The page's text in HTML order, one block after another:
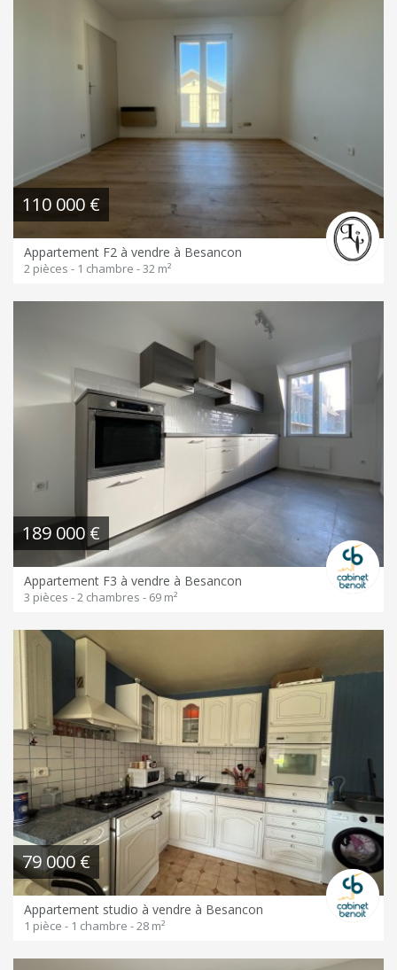
110 000 €
Appartement F2 à vendre à Besancon
2 pièces - 1 chambre - 32 m²
189 000 €
Appartement F3 à vendre à Besancon
3 pièces - 2 chambres - 69 m²
79 000 €
Appartement studio à vendre à Besancon
1 pièce - 1 chambre - 28 m²